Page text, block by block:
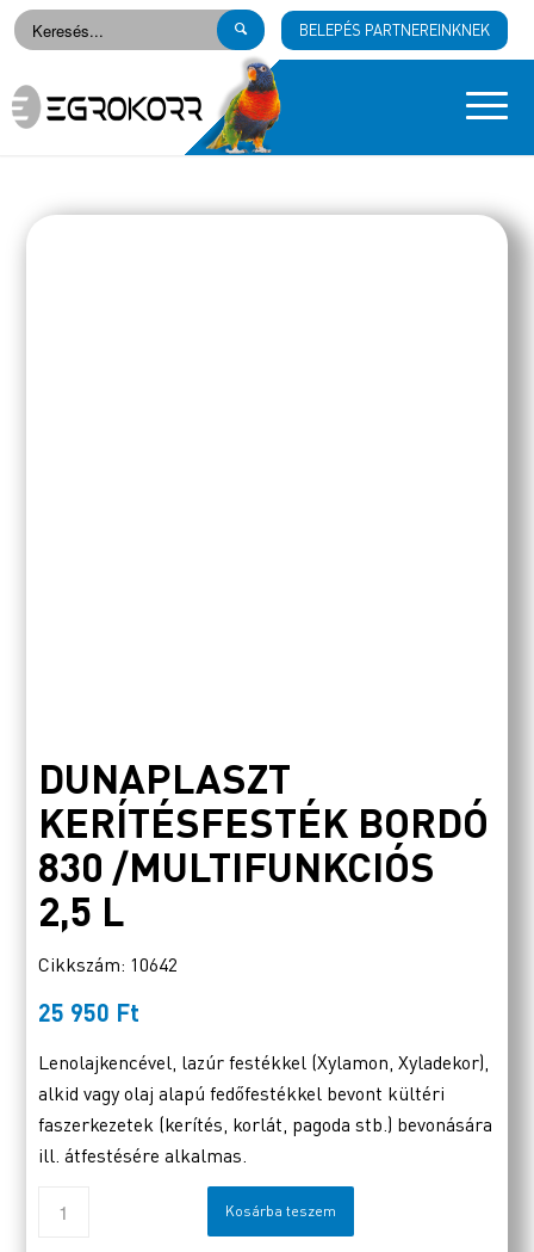
BELEPÉS PARTNEREINKNEK
DUNAPLASZT
KERÍTÉSFESTÉK BORDÓ
830 /MULTIFUNKCIÓS
2,5 L
Cikkszám: 10642
25 950 Ft
Lenolajkencével, lazúr festékkel (Xylamon, Xyladekor),
alkid vagy olaj alapú fedőfestékkel bevont kültéri
faszerkezetek (kerítés, korlát, pagoda stb.) bevonására
ill. átfestésére alkalmas.
Kosárba teszem